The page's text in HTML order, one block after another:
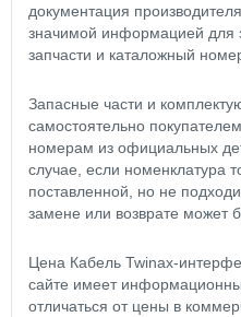
документация
значимой информацией для
запчасти и каталожный
Запасные части и
самостоятельно
номерам из официальных
случае, если номенклатура
поставленной, но не
замене или возврате может
Цена Кабель Twinax-
сайте имеет
отличаться от цены в